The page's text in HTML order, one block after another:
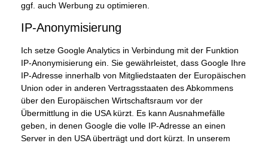
ggf. auch Werbung zu optimieren.
IP-Anonymisierung
Ich setze Google Analytics in Verbindung mit der Funktion
IP-Anonymisierung ein. Sie gewährleistet, dass Google Ihre
IP-Adresse innerhalb von Mitgliedstaaten der Europäischen
Union oder in anderen Vertragsstaaten des Abkommens
über den Europäischen Wirtschaftsraum vor der
Übermittlung in die USA kürzt. Es kann Ausnahmefälle
geben, in denen Google die volle IP-Adresse an einen
Server in den USA überträgt und dort kürzt. In unserem